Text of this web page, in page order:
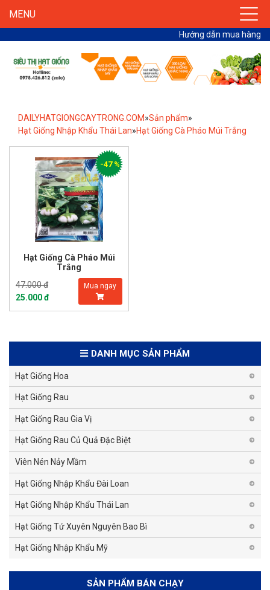
MENU
Hướng dẫn mua hàng
DAILYHATGIONGCAYTRONG.COM»Sản phẩm»
Hạt Giống Nhập Khẩu Thái Lan»Hạt Giống Cà Pháo Múi Trắng
Hạt Giống Cà Pháo Múi
Trắng
47.000 đ
25.000 đ
Mua ngay
-47 %
DANH MỤC SẢN PHẨM
Hạt Giống Hoa
Hạt Giống Rau
Hạt Giống Rau Gia Vị
Hạt Giống Rau Củ Quả Đặc Biệt
Viên Nén Nảy Mầm
Hạt Giống Nhập Khẩu Đài Loan
Hạt Giống Nhập Khẩu Thái Lan
Hạt Giống Tứ Xuyên Nguyên Bao Bì
Hạt Giống Nhập Khẩu Mỹ
SẢN PHẨM BÁN CHẠY